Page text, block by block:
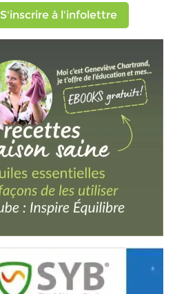
S'inscrire à l'infolettre